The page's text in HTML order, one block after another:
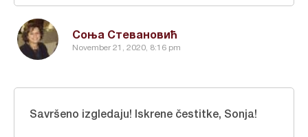
Соња Стевановић
November 21, 2020, 8:16 pm
Savršeno izgledaju! Iskrene čestitke, Sonja!